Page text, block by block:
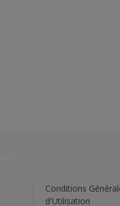
Conditions
d'Utilisation